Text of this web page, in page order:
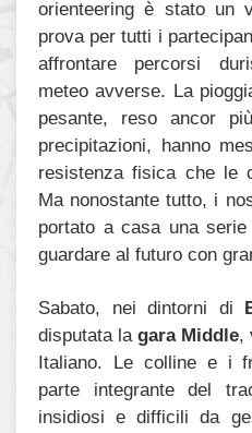
orienteering è stato un
prova per tutti i
affrontare percorsi
meteo avverse. La
pesante, reso ancor
precipitazioni, hanno
resistenza fisica che le
Ma nonostante tutto, i
portato a casa una
guardare al futuro con
Sabato, nei dintorni di
disputata la gara Middle,
Italiano. Le colline e i
parte integrante del
insidiosi e difficili da